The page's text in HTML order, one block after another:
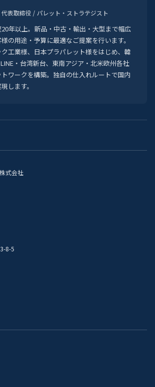
代表取締役 / パレット・ストラテジスト
年以上。新品・中古・輸出・大型まで幅広
の用途・予算に最適なご提案を行います。
工業様、日本プラパレット様をはじめ、韓
・台湾新台、東南アジア・北米欧州各社
ワークを構築。独自の仕入れルートで国内
します。
式会社
8-5